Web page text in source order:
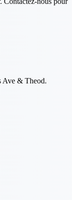
Ave & Theod.